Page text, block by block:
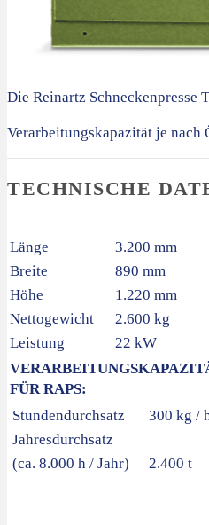
Die Reinartz Schneckenpresse
Verarbeitungskapazität je nach
TECHNISCHE
Länge
3.200 mm
Breite
890 mm
Höhe
1.220 mm
Nettogewicht
2.600 kg
Leistung
22 kW
FÜR RAPS:
Stundendurchsatz
300 kg /
Jahresdurchsatz
(ca. 8.000 h / Jahr)
2.400 t